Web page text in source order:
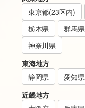
東京都(23区内)
栃木県
群馬県
神奈川県
東海地方
静岡県
愛知県
近畿地方